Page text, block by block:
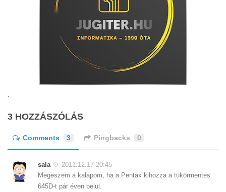
.
3 HOZZÁSZÓLÁS
Comments 3 Pingbacks 0
sala
2011.12.17 20:45
Megeszem a kalapom, ha a Pentax kihozza a tükörmentes
645D-t pár éven belül.